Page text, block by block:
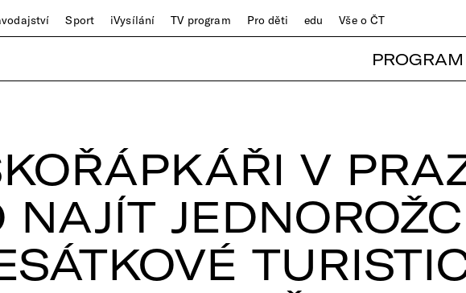
Sport iVysílání TV program Pro děti edu Vše o ČT
V
NAJÍT